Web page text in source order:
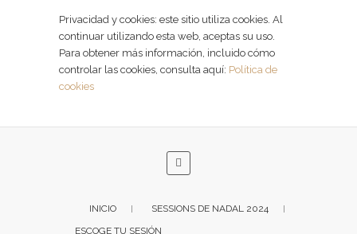
Privacidad y cookies: este sitio utiliza cookies. Al
continuar utilizando esta web, aceptas su uso.
Para obtener más información, incluido cómo
controlar las cookies, consulta aquí: Política de
cookies
INICIO
SESSIONS DE NADAL 2024
ESCOGE TU SESIÓN